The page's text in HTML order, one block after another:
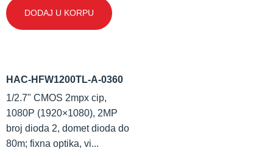
DODAJ U KORPU
HAC-HFW1200TL-A-0360
1/2.7" CMOS 2mpx cip,
1080P (1920×1080), 2MP
broj dioda 2, domet dioda do
80m; fixna optika, vi...